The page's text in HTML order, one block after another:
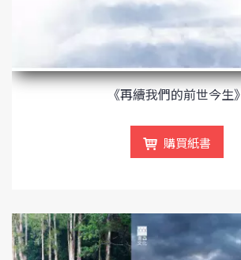
《再續我們的前世今生》
購買紙書